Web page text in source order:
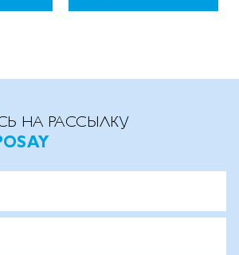
НА РАССЫЛКУ